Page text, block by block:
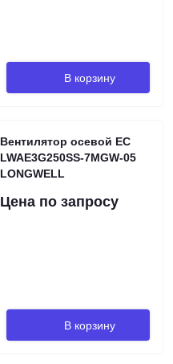
В корзину
Вентилятор осевой EC
LWAE3G250SS-7MGW-05
LONGWELL
Цена по запросу
В корзину